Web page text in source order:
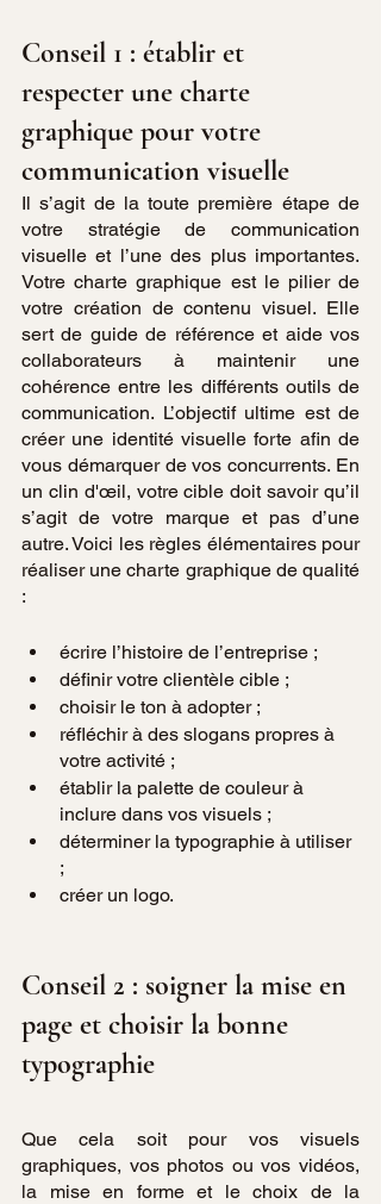
Conseil 1 : établir et
respecter une charte
graphique pour votre
communication visuelle
Il s’agit de la toute première étape de
votre stratégie de communication
visuelle et l’une des plus importantes.
Votre charte graphique est le pilier de
votre création de contenu visuel. Elle
sert de guide de référence et aide vos
collaborateurs à maintenir une
cohérence entre les différents outils de
communication. L’objectif ultime est de
créer une identité visuelle forte afin de
vous démarquer de vos concurrents. En
un clin d'œil, votre cible doit savoir qu’il
s’agit de votre marque et pas d’une
autre. Voici les règles élémentaires pour
réaliser une charte graphique de qualité
:
écrire l’histoire de l’entreprise ;
définir votre clientèle cible ;
choisir le ton à adopter ;
réfléchir à des slogans propres à
votre activité ;
établir la palette de couleur à
inclure dans vos visuels ;
déterminer la typographie à utiliser
;
créer un logo.
Conseil 2 : soigner la mise en
page et choisir la bonne
typographie
Que cela soit pour vos visuels
graphiques, vos photos ou vos vidéos,
la mise en forme et le choix de la